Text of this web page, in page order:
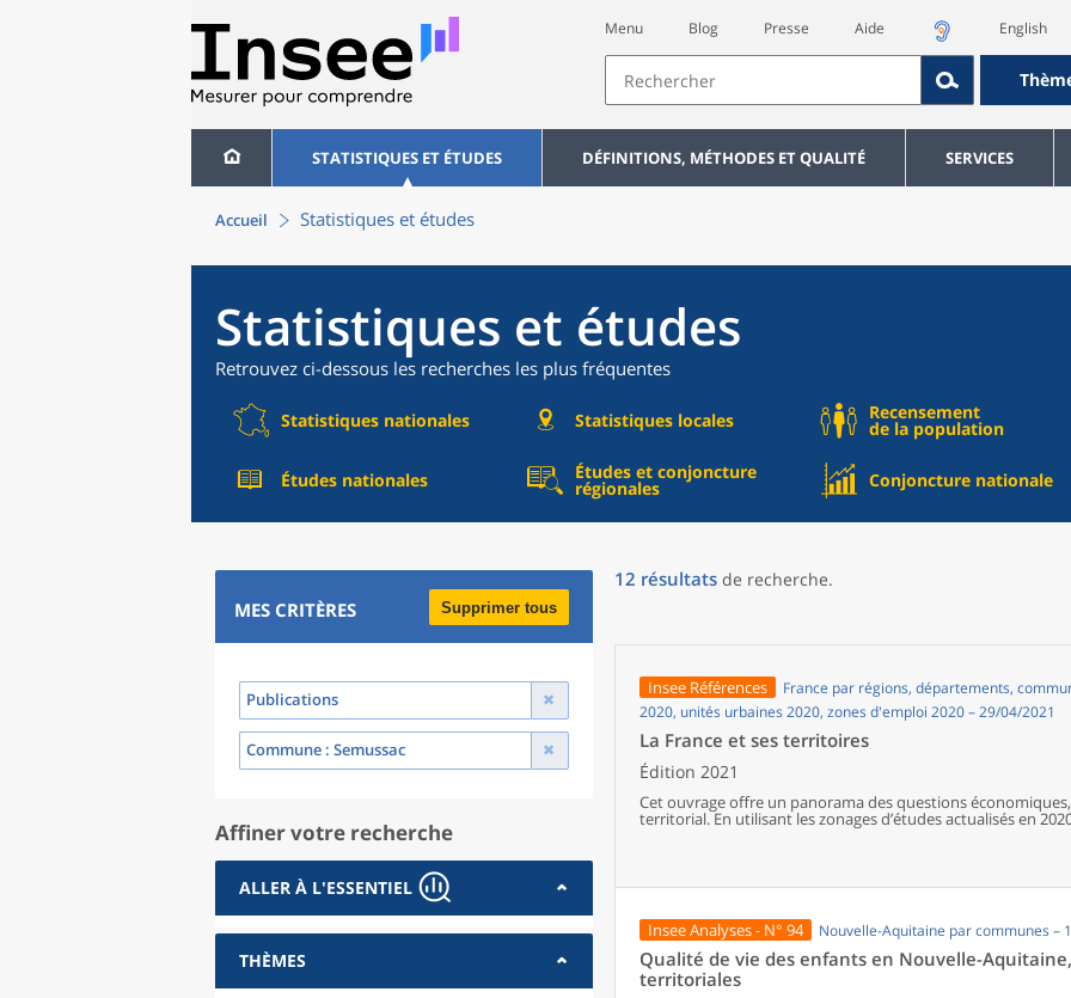
Menu Blog Presse Aide English
STATISTIQUES ET ÉTUDES DÉFINITIONS, MÉTHODES ET QUALITÉ SERVICES
Accueil Statistiques et études
Statistiques et études
Retrouvez ci-dessous les recherches les plus fréquentes
Statistiques nationales Statistiques locales Recensement
de la population
Études nationales Études et conjoncture
régionales Conjoncture nationale
MES CRITÈRES Supprimer tous
Publications
Commune : Semussac
Affiner votre recherche
ALLER À L'ESSENTIEL
THÈMES
12 résultats de recherche.
Insee Références
France par régions, départements,
2020, unités urbaines 2020, zones d'emploi 2020 – 29/04/2021
La France et ses territoires
Édition 2021
Cet ouvrage offre un panorama des questions
territorial. En utilisant les zonages d’études actualisés en
géographiques en France, sur les forces et faiblesses des
Insee Analyses - N° 94 Nouvelle-Aquitaine par communes –
Qualité de vie des enfants en Nouvelle-
territoriales